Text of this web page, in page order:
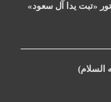
«تبت یدا آل سعود»